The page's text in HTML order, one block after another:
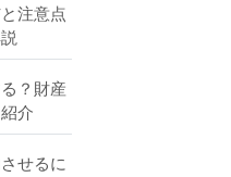
注意点
？財産
介
せるに